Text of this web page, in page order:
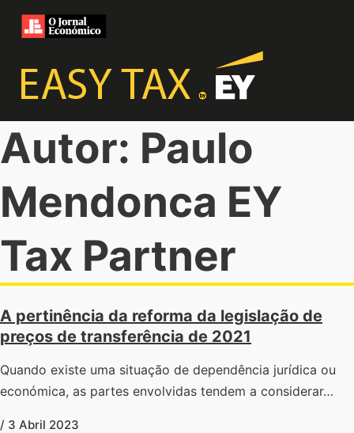
Autor: Paulo
Mendonca EY
Tax Partner
A pertinência da reforma da legislação de
preços de transferência de 2021
Quando existe uma situação de dependência jurídica ou
económica, as partes envolvidas tendem a considerar…
/ 3 Abril 2023